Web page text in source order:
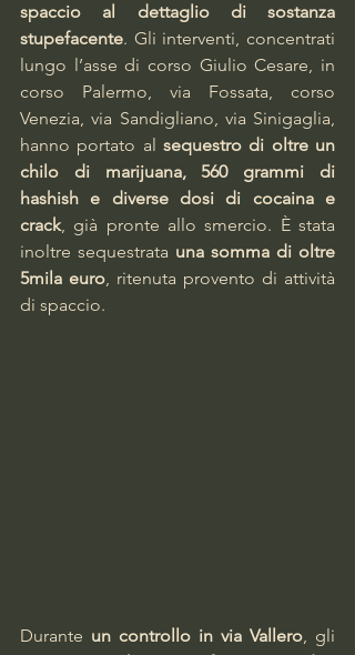
spaccio al dettaglio di sostanza
stupefacente. Gli interventi, concentrati
lungo l’asse di corso Giulio Cesare, in
corso Palermo, via Fossata, corso
Venezia, via Sandigliano, via Sinigaglia,
hanno portato al sequestro di oltre un
chilo di marijuana, 560 grammi di
hashish e diverse dosi di cocaina e
crack, già pronte allo smercio. È stata
inoltre sequestrata una somma di oltre
5mila euro, ritenuta provento di attività
di spaccio.
Durante un controllo in via Vallero , gli